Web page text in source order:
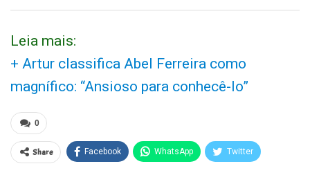
Leia mais:
+ Artur classifica Abel Ferreira como
magnífico: “Ansioso para conhecê-lo”
0
Share Facebook WhatsApp Twitter